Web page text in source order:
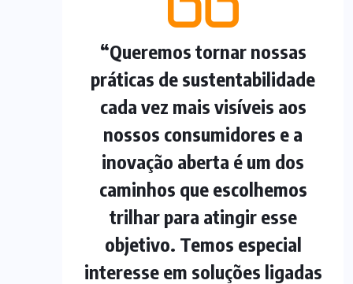
“Queremos tornar nossas
práticas de sustentabilidade
cada vez mais visíveis aos
nossos consumidores e a
inovação aberta é um dos
caminhos que escolhemos
trilhar para atingir esse
objetivo. Temos especial
interesse em soluções ligadas